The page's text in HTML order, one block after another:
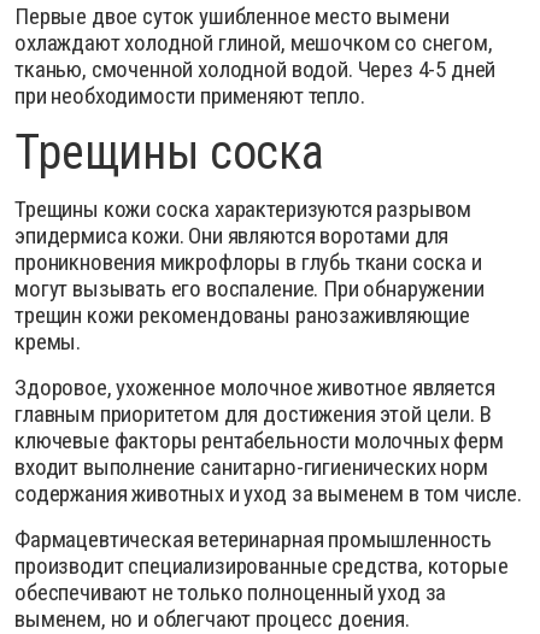
Первые двое суток ушибленное место вымени
охлаждают холодной глиной, мешочком со снегом,
тканью, смоченной холодной водой. Через 4-5 дней
при необходимости применяют тепло.
Трещины соска
Трещины кожи соска характеризуются разрывом
эпидермиса кожи. Они являются воротами для
проникновения микрофлоры в глубь ткани соска и
могут вызывать его воспаление. При обнаружении
трещин кожи рекомендованы ранозаживляющие
кремы.
Здоровое, ухоженное молочное животное является
главным приоритетом для достижения этой цели. В
ключевые факторы рентабельности молочных ферм
входит выполнение санитарно-гигиенических норм
содержания животных и уход за выменем в том числе.
Фармацевтическая ветеринарная промышленность
производит специализированные средства, которые
обеспечивают не только полноценный уход за
выменем, но и облегчают процесс доения.